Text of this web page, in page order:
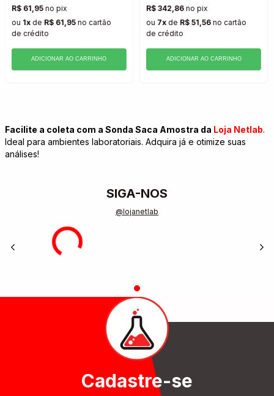
R$ 61,95no pix
ou 1xde R$ 61,95no cartão
de crédito
ADICIONAR AO CARRINHO
R$ 342,86 no pix
ou 7x de R$ 51,56 no cartão
de crédito
ADICIONAR AO CARRINHO
Facilite a coleta com a Sonda Saca Amostra da Loja Netlab.
Ideal para ambientes laboratoriais. Adquira já e otimize suas
análises!
SIGA-NOS
@lojanetlab
Cadastre-se